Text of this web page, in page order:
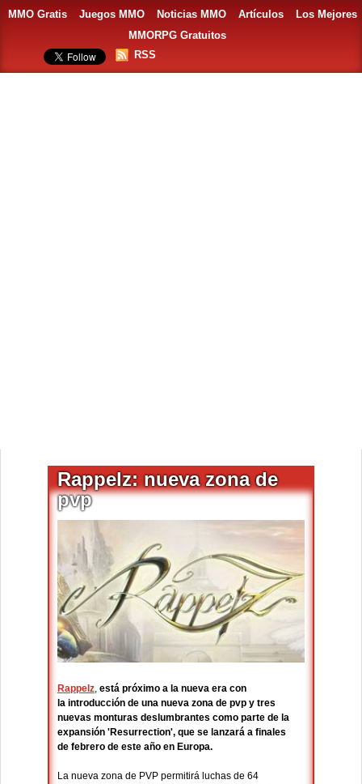
MMO Gratis Juegos MMO Noticias MMO Artículos
Los Mejores
MMORPG Gratuitos
RSS
Rappelz: nueva zona de
pvp
Rappelz, está próximo a la nueva era con
la introducción de una nueva zona de pvp y tres
nuevas monturas deslumbrantes como parte de la
expansión 'Resurrection', que se lanzará a finales
de febrero de este año en Europa.
La nueva zona de PVP permitirá luchas de 64